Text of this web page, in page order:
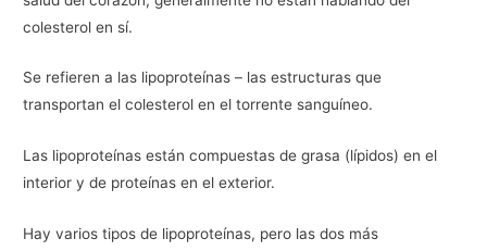
colesterol en sí.
Se refieren a las lipoproteínas – las estructuras que
transportan el colesterol en el torrente sanguíneo.
Las lipoproteínas están compuestas de grasa (lípidos) en el
interior y de proteínas en el exterior.
Hay varios tipos de lipoproteínas, pero las dos más